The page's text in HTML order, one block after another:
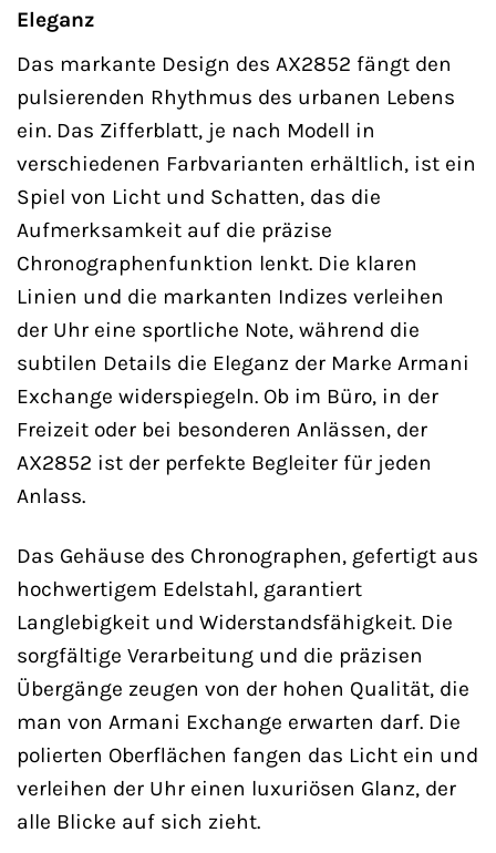
Eleganz
Das markante Design des AX2852 fängt den
pulsierenden Rhythmus des urbanen Lebens
ein. Das Zifferblatt, je nach Modell in
verschiedenen Farbvarianten erhältlich, ist ein
Spiel von Licht und Schatten, das die
Aufmerksamkeit auf die präzise
Chronographenfunktion lenkt. Die klaren
Linien und die markanten Indizes verleihen
der Uhr eine sportliche Note, während die
subtilen Details die Eleganz der Marke Armani
Exchange widerspiegeln. Ob im Büro, in der
Freizeit oder bei besonderen Anlässen, der
AX2852 ist der perfekte Begleiter für jeden
Anlass.
Das Gehäuse des Chronographen, gefertigt aus
hochwertigem Edelstahl, garantiert
Langlebigkeit und Widerstandsfähigkeit. Die
sorgfältige Verarbeitung und die präzisen
Übergänge zeugen von der hohen Qualität, die
man von Armani Exchange erwarten darf. Die
polierten Oberflächen fangen das Licht ein und
verleihen der Uhr einen luxuriösen Glanz, der
alle Blicke auf sich zieht.